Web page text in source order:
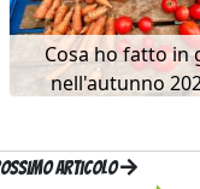
Cosa ho fatto in
nell'autunno
articolo